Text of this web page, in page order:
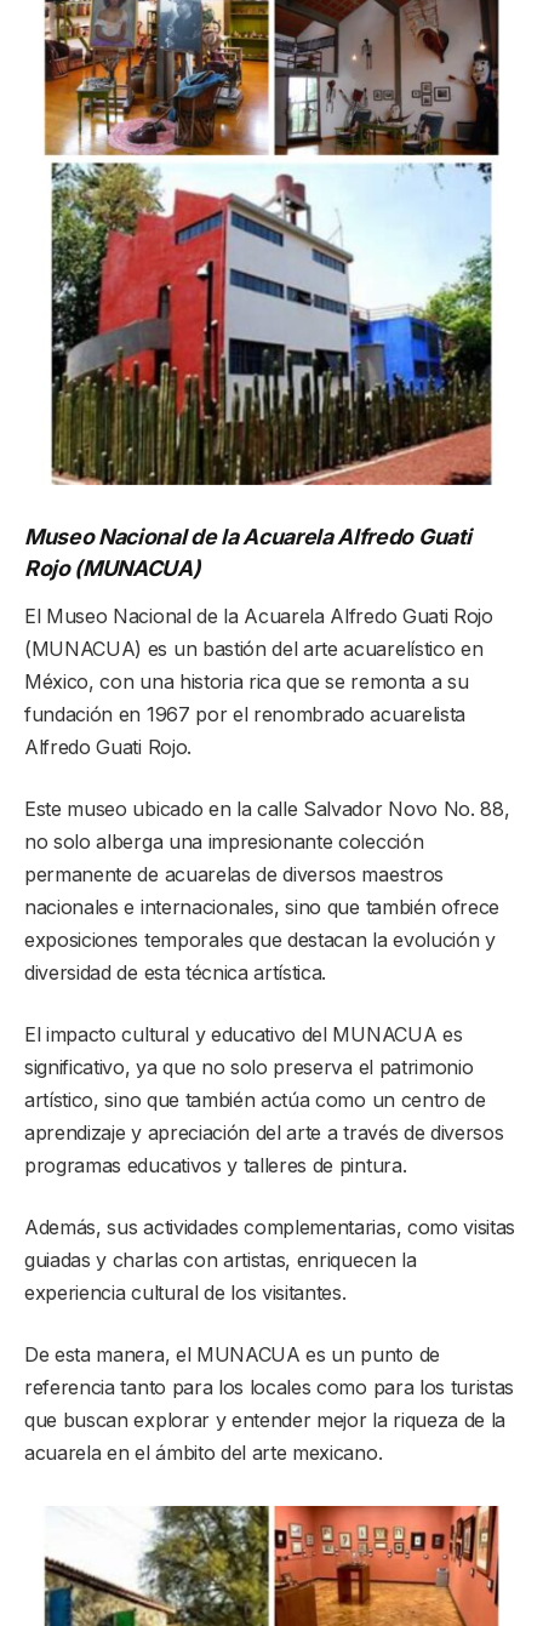
Museo Nacional de la Acuarela Alfredo Guati
Rojo (MUNACUA)
El Museo Nacional de la Acuarela Alfredo Guati Rojo
(MUNACUA) es un bastión del arte acuarelístico en
México, con una historia rica que se remonta a su
fundación en 1967 por el renombrado acuarelista
Alfredo Guati Rojo.
Este museo ubicado en la calle Salvador Novo No. 88,
no solo alberga una impresionante colección
permanente de acuarelas de diversos maestros
nacionales e internacionales, sino que también ofrece
exposiciones temporales que destacan la evolución y
diversidad de esta técnica artística.
El impacto cultural y educativo del MUNACUA es
significativo, ya que no solo preserva el patrimonio
artístico, sino que también actúa como un centro de
aprendizaje y apreciación del arte a través de diversos
programas educativos y talleres de pintura.
Además, sus actividades complementarias, como visitas
guiadas y charlas con artistas, enriquecen la
experiencia cultural de los visitantes.
De esta manera, el MUNACUA es un punto de
referencia tanto para los locales como para los turistas
que buscan explorar y entender mejor la riqueza de la
acuarela en el ámbito del arte mexicano.